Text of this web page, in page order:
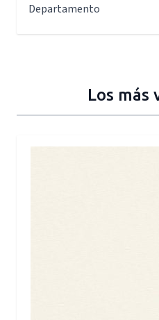
Departamento
Los más